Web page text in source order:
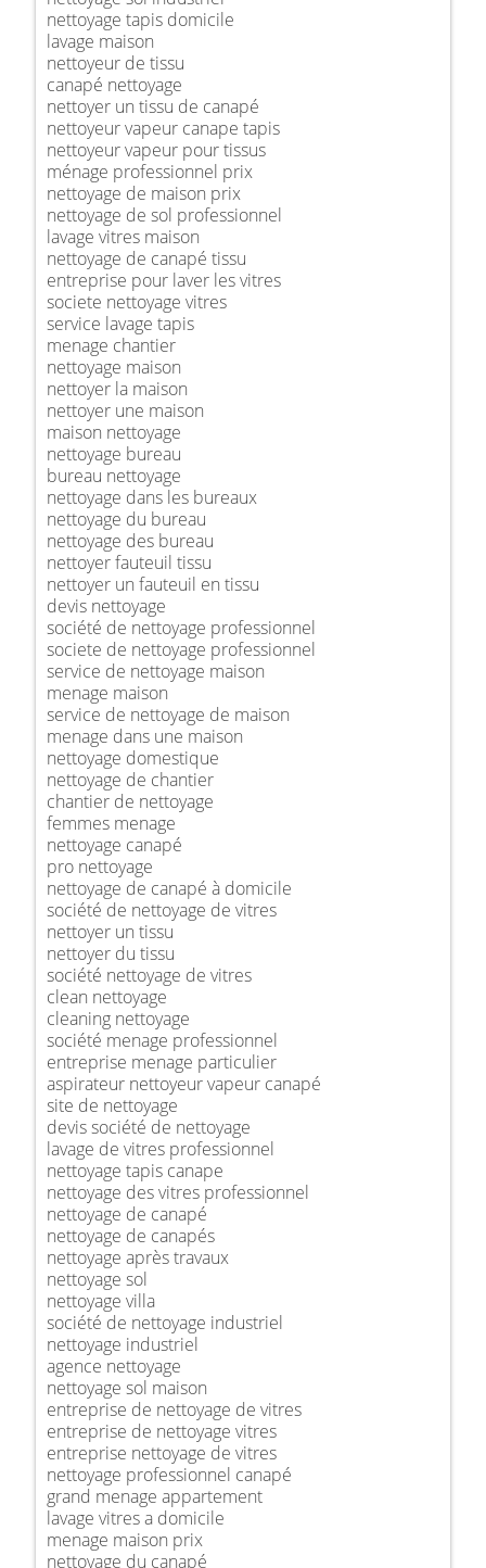
nettoyage tapis domicile
lavage maison
nettoyeur de tissu
canapé nettoyage
nettoyer un tissu de canapé
nettoyeur vapeur canape tapis
nettoyeur vapeur pour tissus
ménage professionnel prix
nettoyage de maison prix
nettoyage de sol professionnel
lavage vitres maison
nettoyage de canapé tissu
entreprise pour laver les vitres
societe nettoyage vitres
service lavage tapis
menage chantier
nettoyage maison
nettoyer la maison
nettoyer une maison
maison nettoyage
nettoyage bureau
bureau nettoyage
nettoyage dans les bureaux
nettoyage du bureau
nettoyage des bureau
nettoyer fauteuil tissu
nettoyer un fauteuil en tissu
devis nettoyage
société de nettoyage professionnel
societe de nettoyage professionnel
service de nettoyage maison
menage maison
service de nettoyage de maison
menage dans une maison
nettoyage domestique
nettoyage de chantier
chantier de nettoyage
femmes menage
nettoyage canapé
pro nettoyage
nettoyage de canapé à domicile
société de nettoyage de vitres
nettoyer un tissu
nettoyer du tissu
société nettoyage de vitres
clean nettoyage
cleaning nettoyage
société menage professionnel
entreprise menage particulier
aspirateur nettoyeur vapeur canapé
site de nettoyage
devis société de nettoyage
lavage de vitres professionnel
nettoyage tapis canape
nettoyage des vitres professionnel
nettoyage de canapé
nettoyage de canapés
nettoyage après travaux
nettoyage sol
nettoyage villa
société de nettoyage industriel
nettoyage industriel
agence nettoyage
nettoyage sol maison
entreprise de nettoyage de vitres
entreprise de nettoyage vitres
entreprise nettoyage de vitres
nettoyage professionnel canapé
grand menage appartement
lavage vitres a domicile
menage maison prix
nettoyage du canapé